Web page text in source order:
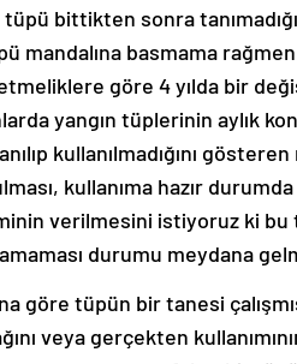
bittikten sonra
mandalına basmama
göre 4 yılda bir
yangın tüplerinin aylık
kullanılmadığını
kullanıma hazır
verilmesini istiyoruz ki
durumu meydana
göre tüpün bir tanesi
veya gerçekten